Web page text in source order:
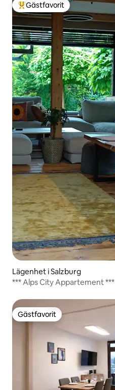
Populär gästfavorit
Gästfavorit
Lägenhet i Salzburg
*** Alps City Appartement ***
Gästfavorit
Gästfavorit